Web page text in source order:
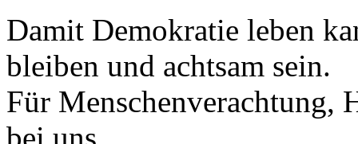
Damit Demokratie leben
bleiben und achtsam sein.
Für Menschenverachtung,